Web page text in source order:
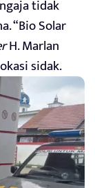
tidak
“Bio Solar
H. Marlan
sidak.